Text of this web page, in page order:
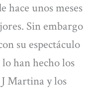
hace unos meses
Sin embargo
su espectáculo
han hecho los
Martina y los